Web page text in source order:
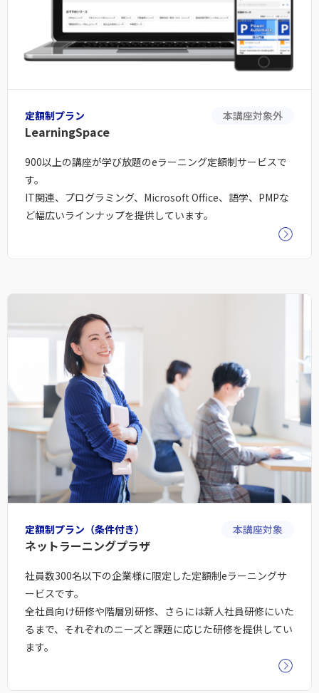
定額制プラン
LearningSpace
本講座対象外
900以上の講座が学び放題のeラーニング定額制サービスで
す。
IT関連、プログラミング、Microsoft Office、語学、PMPな
ど幅広いラインナップを提供しています。
定額制プラン（条件付き）
ネットラーニングプラザ
本講座対象
社員数300名以下の企業様に限定した定額制eラーニングサ
ービスです。
全社員向け研修や階層別研修、さらには新人社員研修にいた
るまで、それぞれのニーズと課題に応じた研修を提供してい
ます。